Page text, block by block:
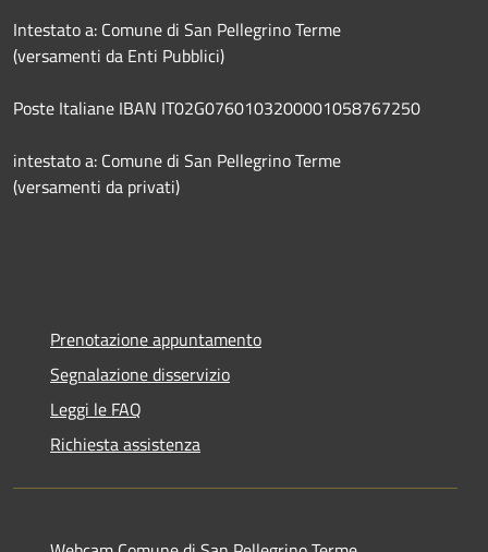
Intestato a: Comune di San Pellegrino Terme
(versamenti da Enti Pubblici)
Poste Italiane IBAN IT02G0760103200001058767250
intestato a: Comune di San Pellegrino Terme
(versamenti da privati)
Prenotazione appuntamento
Segnalazione disservizio
Leggi le FAQ
Richiesta assistenza